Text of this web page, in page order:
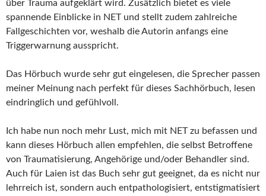
über Trauma aufgeklärt wird. Zusätzlich bietet es viele
spannende Einblicke in NET und stellt zudem zahlreiche
Fallgeschichten vor, weshalb die Autorin anfangs eine
Triggerwarnung ausspricht.
Das Hörbuch wurde sehr gut eingelesen, die Sprecher passen
meiner Meinung nach perfekt für dieses Sachhörbuch, lesen
eindringlich und gefühlvoll.
Ich habe nun noch mehr Lust, mich mit NET zu befassen und
kann dieses Hörbuch allen empfehlen, die selbst Betroffene
von Traumatisierung, Angehörige und/oder Behandler sind.
Auch für Laien ist das Buch sehr gut geeignet, da es nicht nur
lehrreich ist, sondern auch entpathologisiert, entstigmatisiert